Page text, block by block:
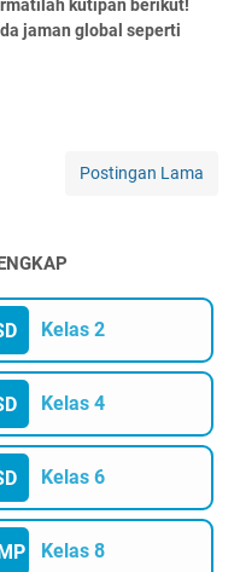
kutipan berikut!
jaman global seperti
Postingan Lama
Kelas 2
Kelas 4
Kelas 6
Kelas 8